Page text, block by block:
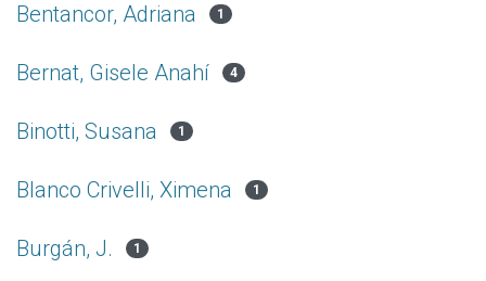
Bentancor, Adriana 1
Bernat, Gisele Anahí 4
Binotti, Susana 1
Blanco Crivelli, Ximena 1
Burgán, J. 1